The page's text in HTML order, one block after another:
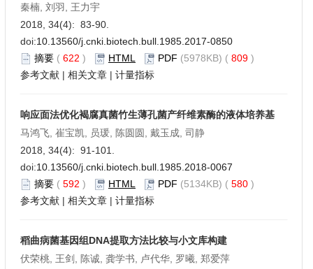
秦楠, 刘羽, 王力宇
2018, 34(4): 83-90.
doi:10.13560/j.cnki.biotech.bull.1985.2017-0850
摘要 ( 622 ) HTML PDF (5978KB) ( 809 )
参考文献 | 相关文章 | 计量指标
响应面法优化褐腐真菌竹生薄孔菌产纤维素酶的液体培养基
马鸿飞, 崔宝凯, 员瑗, 陈圆圆, 戴玉成, 司静
2018, 34(4): 91-101.
doi:10.13560/j.cnki.biotech.bull.1985.2018-0067
摘要 ( 592 ) HTML PDF (5134KB) ( 580 )
参考文献 | 相关文章 | 计量指标
稻曲病菌基因组DNA提取方法比较与小文库构建
伏荣桃, 王剑, 陈诚, 龚学书, 卢代华, 罗曦, 郑爱萍